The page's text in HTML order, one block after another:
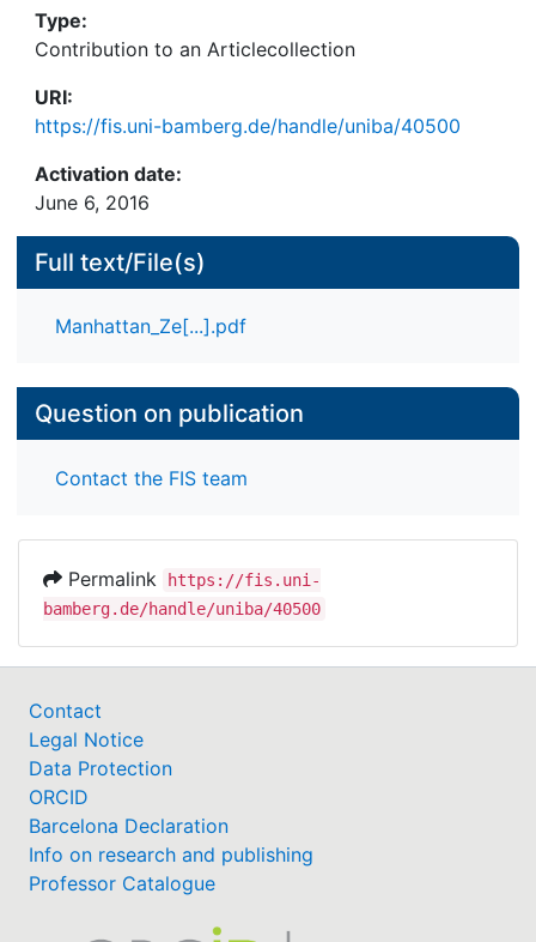
Type:
Contribution to an Articlecollection
URI:
https://fis.uni-bamberg.de/handle/uniba/40500
Activation date:
June 6, 2016
Full text/File(s)
Manhattan_Ze[...].pdf
Question on publication
Contact the FIS team
Permalink
https://fis.uni-
bamberg.de/handle/uniba/40500
Contact
Legal Notice
Data Protection
ORCID
Barcelona Declaration
Info on research and publishing
Professor Catalogue